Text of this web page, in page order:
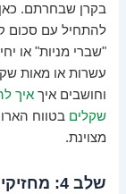
בקרן שבחרתם.
להתחיל עם סכום
"שברי מניות" או
עשרות או מאות
וחושבים איךאיך
שקלים בטווח
מצוינת.
שלב 4: מחזיקים (וממשיכים להשקיע?).